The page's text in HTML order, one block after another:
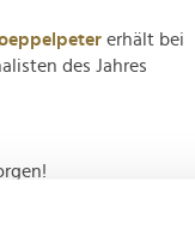
erhält bei
des Jahres